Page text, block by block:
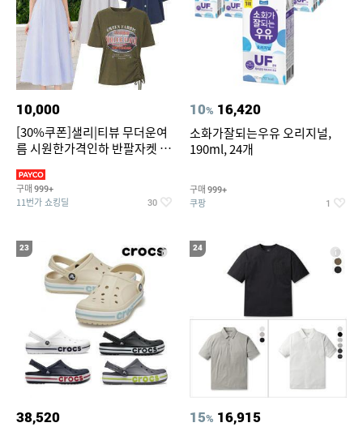
10,000
[30%쿠폰]샐리|티뷰 무더운여
름 시원한가격인하 반팔자켓 1
구매 999+
11번가 쇼킹딜 30
10% 16,420
소화가잘되는우유 오리지널,
190ml, 24개
구매 999+
쿠팡 1
23
38,520
24
15% 16,915